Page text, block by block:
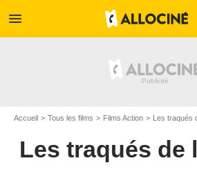
menu
Accueil Tous les films Films Action Les traqués
Les traqués de